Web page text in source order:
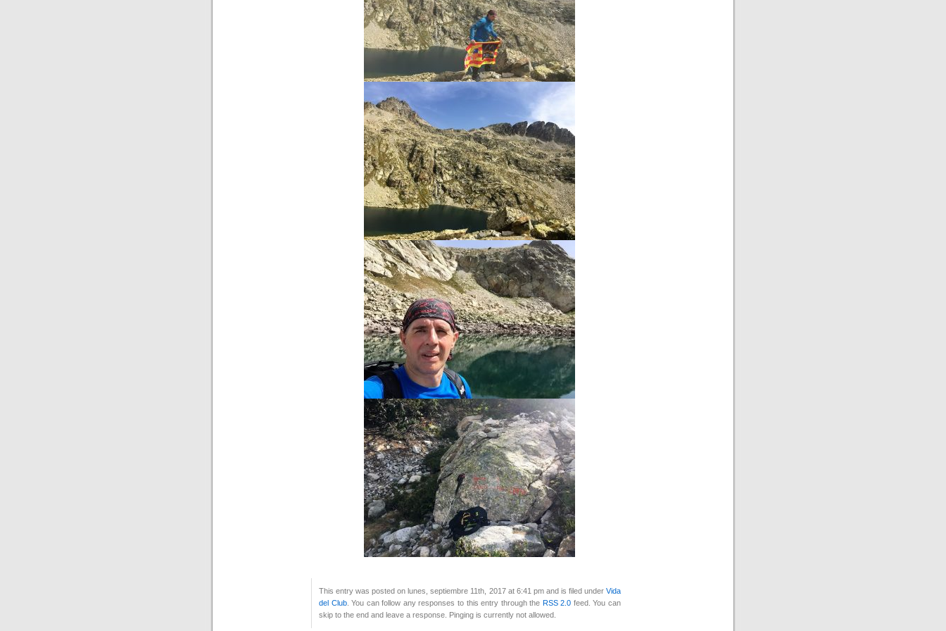
This entry was posted on lunes, septiembre 11th, 2017 at 6:41 pm and is filed under Vida
del Club. You can follow any responses to this entry through the RSS 2.0 feed. You can
skip to the end and leave a response. Pinging is currently not allowed.